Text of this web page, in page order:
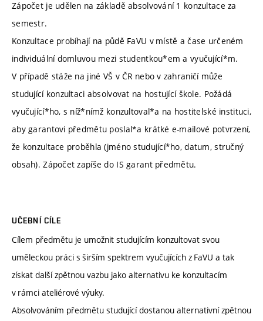
Zápočet je udělen na základě absolvování 1 konzultace za
semestr.
Konzultace probíhají na půdě FaVU v místě a čase určeném
individuální domluvou mezi studentkou*em a vyučující*m.
V případě stáže na jiné VŠ v ČR nebo v zahraničí může
studující konzultaci absolvovat na hostující škole. Požádá
vyučující*ho, s níž*nímž konzultoval*a na hostitelské instituci,
aby garantovi předmětu poslal*a krátké e-mailové potvrzení,
že konzultace proběhla (jméno studující*ho, datum, stručný
obsah). Zápočet zapíše do IS garant předmětu.
UČEBNÍ CÍLE
Cílem předmětu je umožnit studujícím konzultovat svou
uměleckou práci s širším spektrem vyučujících z FaVU a tak
získat další zpětnou vazbu jako alternativu ke konzultacím
v rámci ateliérové výuky.
Absolvováním předmětu studující dostanou alternativní zpětnou